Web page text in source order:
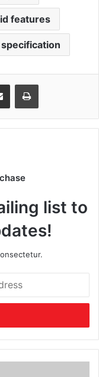
features
Share via Email Print
list to